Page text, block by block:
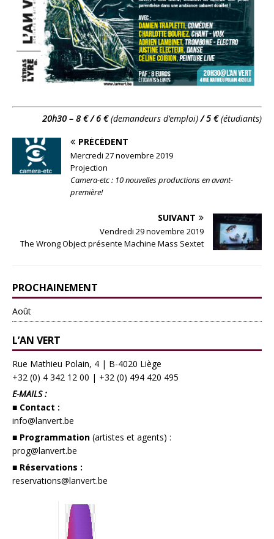
20h30 – 8 € / 6 €(demandeurs d’emploi)/ 5 €(étudiants)
PRÉCÉDENT
Mercredi 27 novembre 2019
Projection
Camera-etc : 10 nouvelles productions en avant-
première!
SUIVANT
Vendredi 29 novembre 2019
The Wrong Object présente Machine Mass Sextet
PROCHAINEMENT
Août
L’AN VERT
Rue Mathieu Polain, 4 | B-4020 Liège
+32 (0) 4 342 12 00 | +32 (0) 494 420 495
E-MAILS :
■ Contact :
info@lanvert.be
■ Programmation (artistes et agents) :
prog@lanvert.be
■ Réservations :
reservations@lanvert.be